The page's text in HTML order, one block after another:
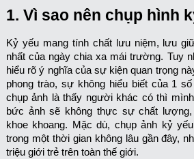
1. Vì sao nên chụp hình
Kỷ yếu mang tính chất lưu niệm, lưu
nhất của ngày chia xa mái trường. Tuy
hiểu rõ ý nghĩa của sự kiện quan trọng
phong trào, sự không hiểu biết của 1
chụp ảnh là thấy người khác có thì
bức ảnh sẽ không thực sự chất
khoe khoang. Mặc dù, chụp ảnh kỷ
trong một thời gian không lâu gần đây,
triệu giới trẻ trên toàn thế giới.